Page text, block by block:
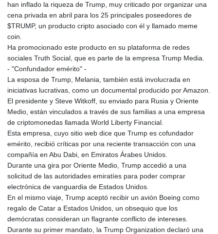
han inflado la riqueza de Trump, muy criticado por organizar una
cena privada en abril para los 25 principales poseedores de
$TRUMP, un producto cripto asociado con él y llamado meme
coin.
Ha promocionado este producto en su plataforma de redes
sociales Truth Social, que es parte de la empresa Trump Media.
- "Confundador emérito" -
La esposa de Trump, Melania, también está involucrada en
iniciativas lucrativas, como un documental producido por Amazon.
El presidente y Steve Witkoff, su enviado para Rusia y Oriente
Medio, están vinculados a través de sus familias a una empresa
de criptomonedas llamada World Liberty Financial.
Esta empresa, cuyo sitio web dice que Trump es cofundador
emérito, recibió críticas por una reciente transacción con una
compañía en Abu Dabi, en Emiratos Árabes Unidos.
Durante una gira por Oriente Medio, Trump accedió a una
solicitud de las autoridades emiratíes para poder comprar
electrónica de vanguardia de Estados Unidos.
En el mismo viaje, Trump aceptó recibir un avión Boeing como
regalo de Catar a Estados Unidos, un obsequio que los
demócratas consideran un flagrante conflicto de intereses.
Durante su primer mandato, la Trump Organization declaró una